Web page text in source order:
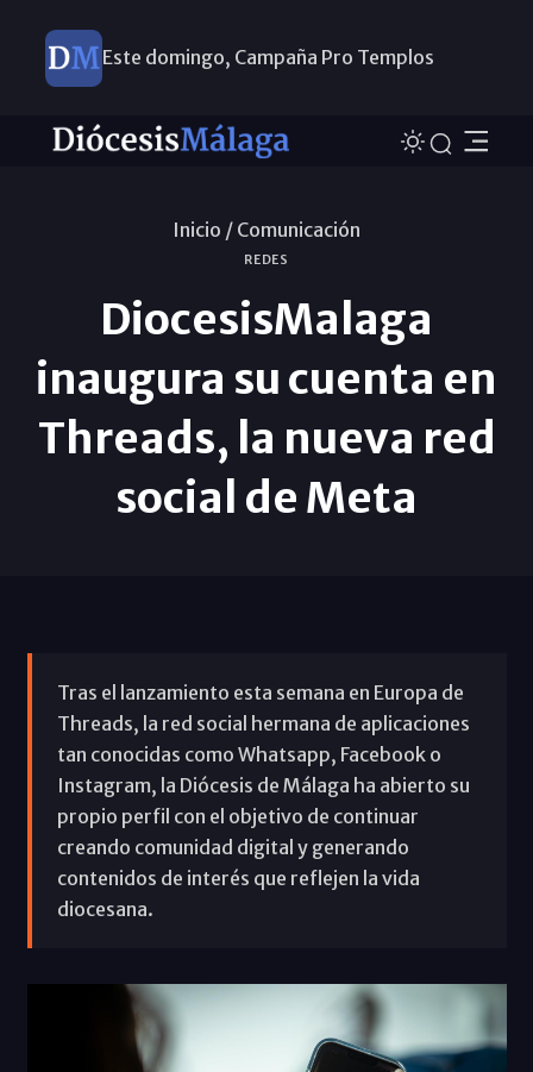
Este domingo, Campaña Pro Templos
Inicio / Comunicación
REDES
DiocesisMalaga
inaugura su cuenta en
Threads, la nueva red
social de Meta
Tras el lanzamiento esta semana en Europa de
Threads, la red social hermana de aplicaciones
tan conocidas como Whatsapp, Facebook o
Instagram, la Diócesis de Málaga ha abierto su
propio perfil con el objetivo de continuar
creando comunidad digital y generando
contenidos de interés que reflejen la vida
diocesana.